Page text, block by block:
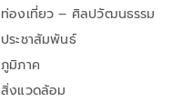
ท่องเที่ยว – ศิลปวัฒนธรรม
ประชาสัมพันธ์
ภูมิภาค
สิ่งแวดล้อม